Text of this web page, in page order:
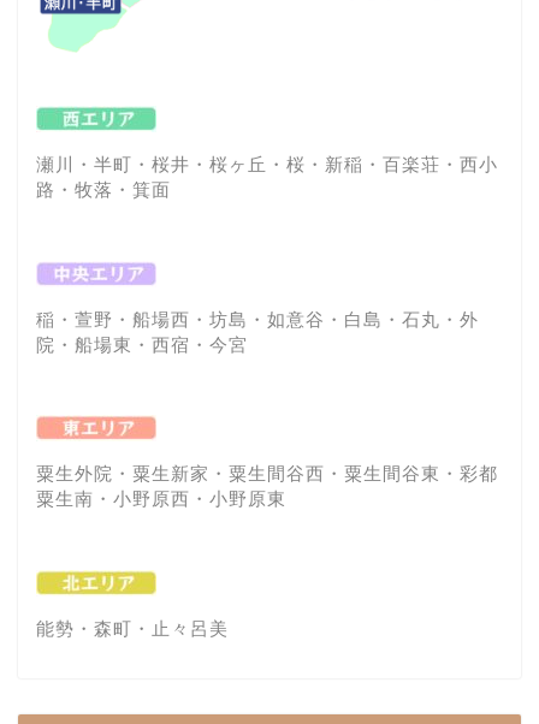
瀬川・半町・桜井・桜ヶ丘・桜・新稲・百楽荘・西小
路・牧落・箕面
稲・萱野・船場西・坊島・如意谷・白島・石丸・外
院・船場東・西宿・今宮
粟生外院・粟生新家・粟生間谷西・粟生間谷東・彩都
粟生南・小野原西・小野原東
能勢・森町・止々呂美